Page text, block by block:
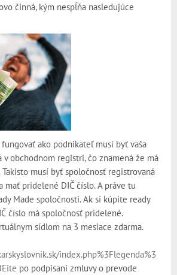
činná, kým nespĺňa nasledujúce
ako podnikateľ musí byť vaša
v obchodnom registri, čo znamená že má
musí byť spoločnosť registrovaná
mať pridelené DIČ číslo. A práve tu
Made spoločnosti. Ak si kúpite ready
číslo má spoločnosť pridelené.
sídlom na 3 mesiace zdarma.
index.php%3Flegenda%3
po podpísaní zmluvy o prevode